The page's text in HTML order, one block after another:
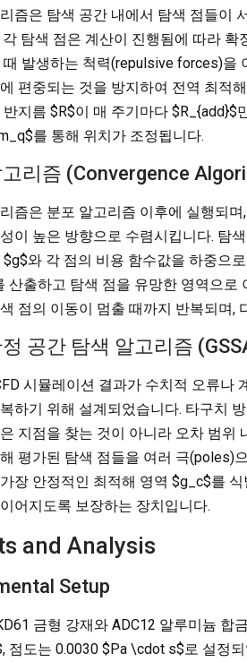
즘은 탐색 공간 내에서 탐색 점들이
각 탐색 점은 계산이 진행됨에 따라
때 발생하는 척력(repulsive forces)을
편중되는 것을 방지하여 전역 최적
지름 $R$이 매 주기마다
를 통해 위치가 조정됩니다.
리즘 (Convergence
즘은 분포 알고리즘 이후에 실행되
이 높은 방향으로 수렴시킵니다. 탐
$g$와 각 점의 비용 함수값을 하중으
산출하고 탐색 점을 유망한 영역으
점의 이동이 멈출 때까지 반복되며,
공간 탐색 알고리즘
시뮬레이션 결과가 수치적 오류
하기 위해 설계되었습니다. 타구치
지점을 찾는 것이 아니라 오차 범위
평가된 탐색 점들을 여러 극(poles)
장 안정적인 최적해 영역 $g_c$를
어지도록 보장하는 장치입니다.
and Analysis
Setup
금형 강재와 ADC12 알루미늄 합
점도는 0.0030 $Pa \cdot s$로 설정